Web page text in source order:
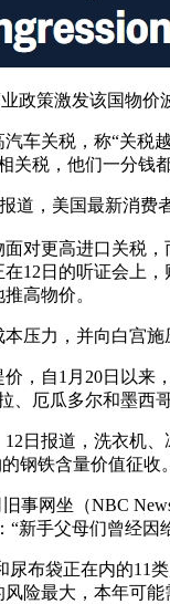
策激发该国物价
关税，称“关税
税，他们一分钱都
，美国最新消费
更高进口关税，
12日的听证会上
高物价。
力，并向白宫施
自1月20日以来
厄瓜多尔和墨西
报道，洗衣机、
钢铁含量价值征收。
网坐（NBC
新手父母们曾经
袋正在内的11类
险最大，本年可能